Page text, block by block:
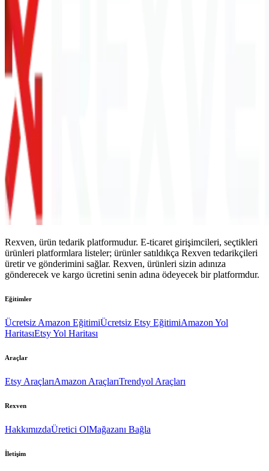
Rexven, ürün tedarik platformudur. E-ticaret girişimcileri, seçtikleri
ürünleri platformlara listeler; ürünler satıldıkça Rexven tedarikçileri
üretir ve gönderimini sağlar. Rexven, ürünleri sizin adınıza
gönderecek ve kargo ücretini senin adına ödeyecek bir platformdur.
Eğitimler
Ücretsiz Amazon EğitimiÜcretsiz Etsy EğitimiAmazon Yol
HaritasıEtsy Yol Haritası
Araçlar
Etsy AraçlarıAmazon AraçlarıTrendyol Araçları
Rexven
HakkımızdaÜretici OlMağazanı Bağla
İletişim